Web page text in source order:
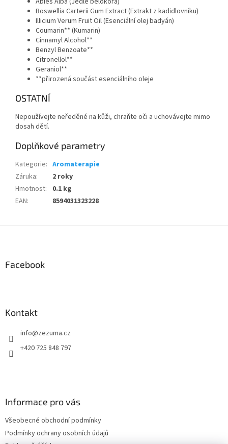
Boswellia Carterii Gum Extract (Extrakt z kadidlovníku)
Illicium Verum Fruit Oil (Esenciální olej badyán)
Coumarin** (Kumarin)
Cinnamyl Alcohol**
Benzyl Benzoate**
Citronellol**
Geraniol**
**přirozená součást esenciálního oleje
OSTATNÍ
Nepoužívejte neředěné na kůži, chraňte oči a uchovávejte mimo
dosah dětí.
Doplňkové parametry
Kategorie: Aromaterapie
Záruka:
2 roky
Hmotnost:
0.1 kg
EAN: 8594031323228
Facebook
Kontakt
info@zezuma.cz
+420 725 848 797
Informace pro vás
Všeobecné obchodní podmínky
Podmínky ochrany osobních údajů